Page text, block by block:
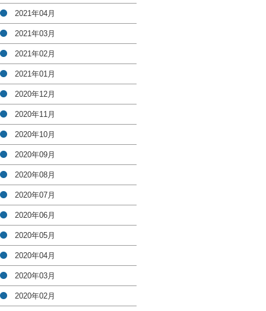
2021年04月
2021年03月
2021年02月
2021年01月
2020年12月
2020年11月
2020年10月
2020年09月
2020年08月
2020年07月
2020年06月
2020年05月
2020年04月
2020年03月
2020年02月